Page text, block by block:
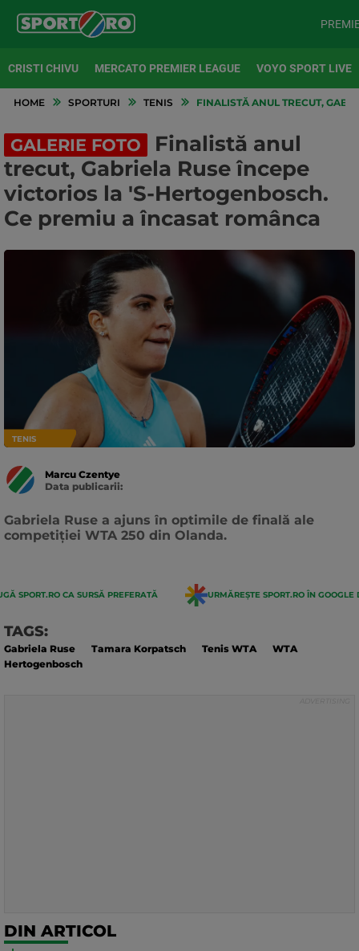
CRISTI CHIVU MERCATO PREMIER LEAGUE VOYO SPORT LIVE
HOME SPORTURI TENIS FINALISTĂ ANUL TRECUT,
GALERIE FOTO
Finalistă anul
trecut, Gabriela Ruse începe
victorios la 'S-Hertogenbosch.
Ce premiu a încasat românca
TENIS
Marcu Czentye
Data publicarii:
Gabriela Ruse a ajuns în optimile de finală ale
competiției WTA 250 din Olanda.
SPORT.RO CA SURSĂ PREFERATĂ URMĂREȘTE SPORT.RO ÎN GOOGLE
TAGS:
Gabriela Ruse Tamara Korpatsch Tenis WTA
WTA
Hertogenbosch
DIN ARTICOL